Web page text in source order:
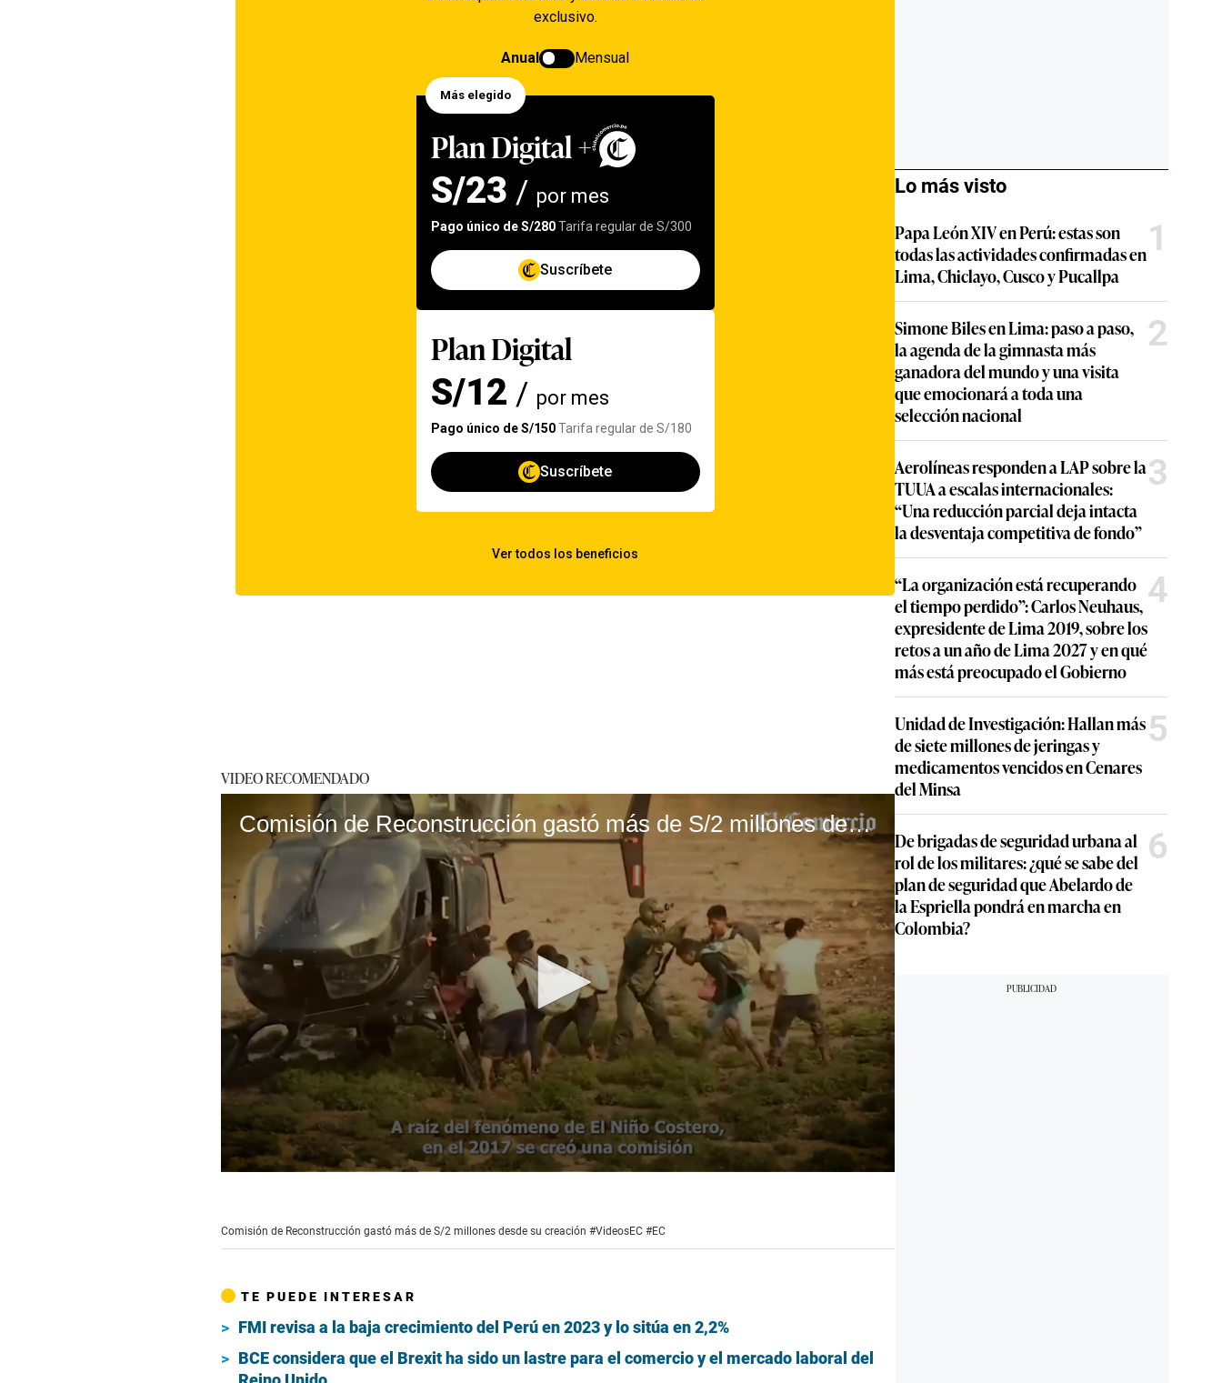
VIDEO RECOMENDADO
Comisión de Reconstrucción gastó más de S/2 millones desde su creación #VideosEC #EC
minutes,
50
Comisión de Reconstrucción gastó más de S/2 millones desde su creación #VideosEC #EC
TE PUEDE INTERESAR
FMI revisa a la baja crecimiento del Perú en 2023 y lo sitúa en 2,2%
BCE considera que el Brexit ha sido un lastre para el comercio y el mercado laboral del
Lo más visto
Papa León XIV en Perú: estas son
todas las actividades confirmadas en
Lima, Chiclayo, Cusco y Pucallpa
1
Simone Biles en Lima: paso a paso,
la agenda de la gimnasta más
ganadora del mundo y una visita
que emocionará a toda una
selección nacional
2
Aerolíneas responden a LAP sobre la
TUUA a escalas internacionales:
“Una reducción parcial deja intacta
la desventaja competitiva de fondo”
3
“La organización está recuperando
el tiempo perdido”: Carlos Neuhaus,
expresidente de Lima 2019, sobre los
retos a un año de Lima 2027 y en qué
más está preocupado el Gobierno
4
Unidad de Investigación: Hallan más
de siete millones de jeringas y
medicamentos vencidos en Cenares
del Minsa
5
De brigadas de seguridad urbana al
rol de los militares: ¿qué se sabe del
plan de seguridad que Abelardo de
la Espriella pondrá en marcha en
Colombia?
6